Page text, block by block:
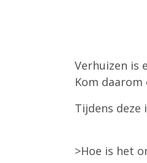
Verhuizen is
Kom
Tijdens deze
>Hoe is het